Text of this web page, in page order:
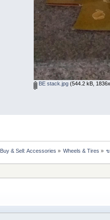
BE stack.jpg (544.2 kB,
Buy & Sell: Accessories » Wheels & Tires »